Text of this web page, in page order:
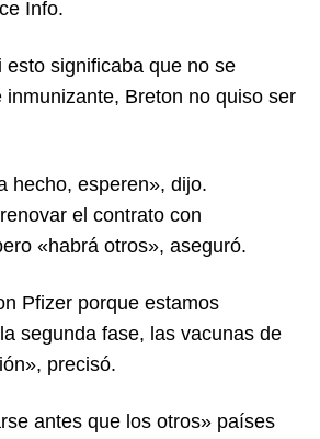
Info.
esto significaba que no se
inmunizante, Breton no quiso ser
hecho, esperen», dijo.
el contrato con
«habrá otros», aseguró.
Pfizer porque estamos
segunda fase, las vacunas de
precisó.
antes que los otros» países